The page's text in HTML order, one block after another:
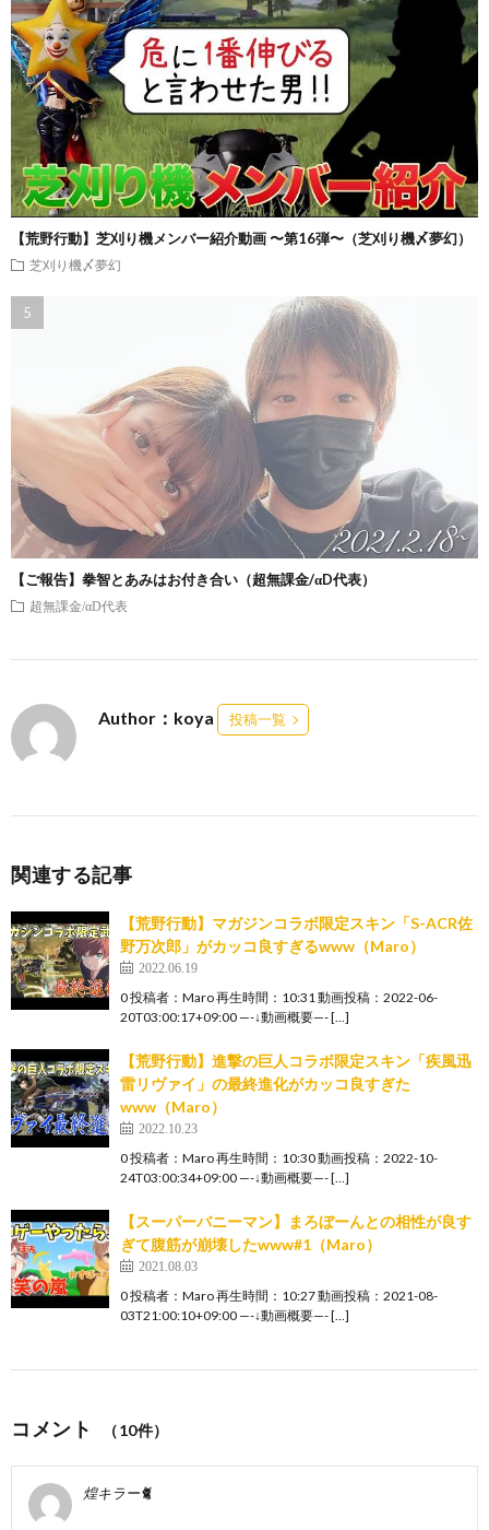
【荒野行動】芝刈り機メンバー紹介動画 〜第16弾〜（芝刈り機〆夢幻）
芝刈り機〆夢幻
【ご報告】拳智とあみはお付き合い（超無課金/αD代表）
超無課金/αD代表
Author：koya 投稿一覧
関連する記事
【荒野行動】マガジンコラボ限定スキン「S-ACR佐
野万次郎」がカッコ良すぎるwww（Maro）
2022.06.19
0 投稿者：Maro 再生時間：10:31 動画投稿：2022-06-
20T03:00:17+09:00 —-↓動画概要—- […]
【荒野行動】進撃の巨人コラボ限定スキン「疾風迅
雷リヴァイ」の最終進化がカッコ良すぎた
www（Maro）
2022.10.23
0 投稿者：Maro 再生時間：10:30 動画投稿：2022-10-
24T03:00:34+09:00 —-↓動画概要—- […]
【スーパーバニーマン】まろぼーんとの相性が良す
ぎて腹筋が崩壊したwww#1（Maro）
2021.08.03
0 投稿者：Maro 再生時間：10:27 動画投稿：2021-08-
03T21:00:10+09:00 —-↓動画概要—- […]
コメント （10件）
煌キラー🐈